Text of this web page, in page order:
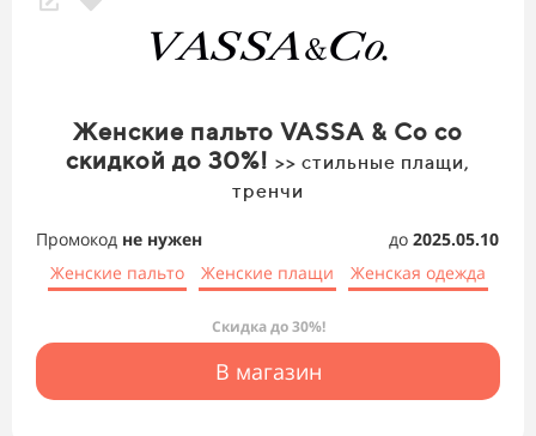
Женские пальто VASSA & Co со
скидкой до 30%! >> стильные плащи,
тренчи
Промокод не нужен до 2025.05.10
Женские пальто
Женские плащи Женская одежда
Скидка до 30%!
В магазин